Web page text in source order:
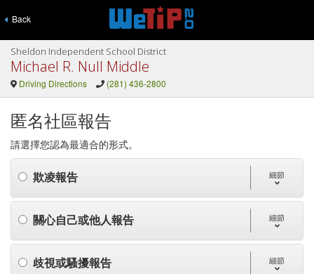
Back
Sheldon Independent School District
Michael R. Null Middle
Driving Directions (281) 436-2800
匿名社區報告
請選擇您認為最適合的形式。
欺凌報告 細節
關心自己或他人報告 細節
歧視或騷擾報告 細節